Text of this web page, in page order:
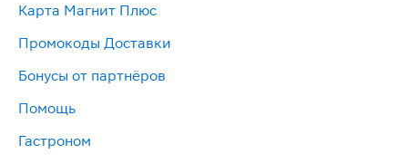
Карта Магнит Плюс
Промокоды Доставки
Бонусы от партнёров
Помощь
Гастроном